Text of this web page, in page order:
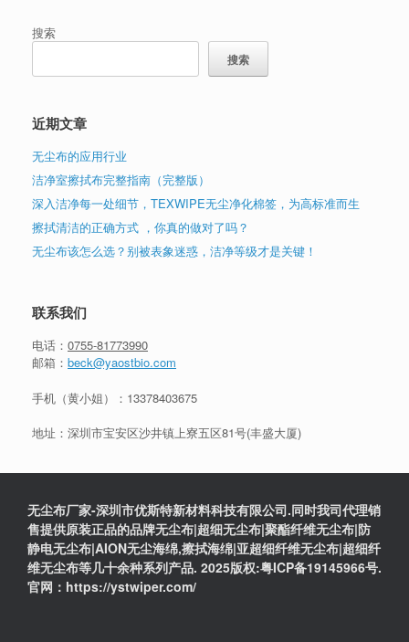
搜索
搜索
近期文章
无尘布的应用行业
洁净室擦拭布完整指南（完整版）
深入洁净每一处细节，TEXWIPE无尘净化棉签，为高标准而生
擦拭清洁的正确方式 ，你真的做对了吗？
无尘布该怎么选？别被表象迷惑，洁净等级才是关键！
联系我们
电话： 0755-81773990
邮箱： beck@yaostbio.com
手机（黄小姐）： 13378403675
地址：深圳市宝安区沙井镇上寮五区81号(丰盛大厦)
无尘布厂家-深圳市优斯特新材料科技有限公司.同时我司代理销
售提供原装正品的品牌无尘布|超细无尘布|聚酯纤维无尘布|防
静电无尘布|AION无尘海绵,擦拭海绵|亚超细纤维无尘布|超细纤
维无尘布等几十余种系列产品. 2025版权:粤ICP备19145966号.
官网：https://ystwiper.com/